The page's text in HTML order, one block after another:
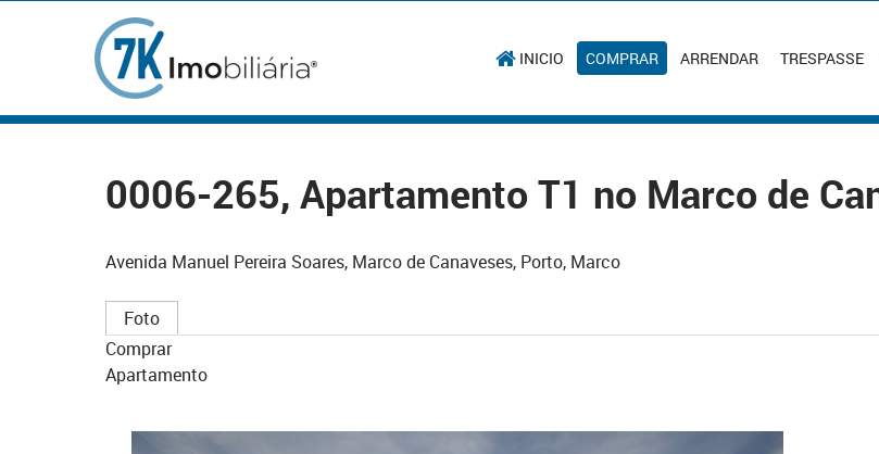
INICIO COMPRAR ARRENDAR TRESPASSE
0006-265, Apartamento T1 no Marco de
Avenida Manuel Pereira Soares, Marco de Canaveses, Porto, Marco
Foto
Comprar
Apartamento